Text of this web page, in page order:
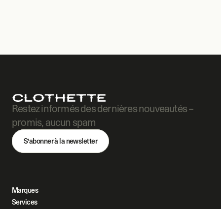
Restez informés des dernières nouveautés –
promis, aucun spam
S'abonner à la newsletter
Marques
Services